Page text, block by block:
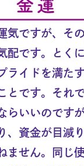
気ですが、そ
配です。とく
ライドを満た
とです。それ
らいいのです
、資金が目減
ません。同じ